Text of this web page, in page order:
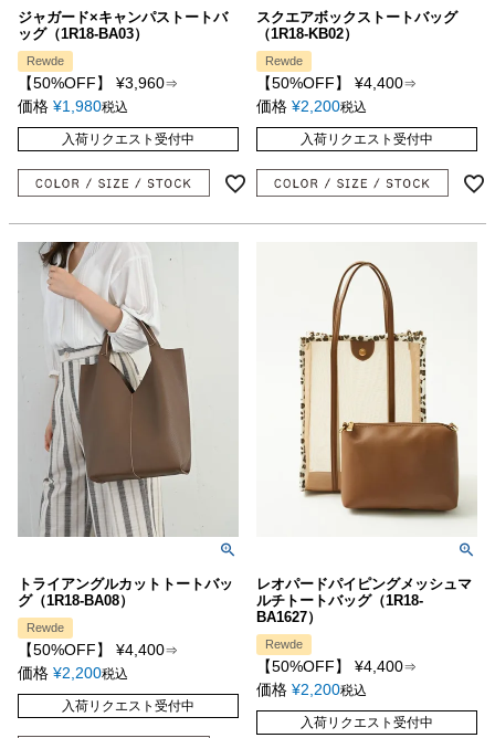
ジャガード×キャンパストートバ
ッグ（1R18-BA03）
Rewde
【50%OFF】 ¥3,960⇒
価格 ¥1,980税込
入荷リクエスト受付中
スクエアボックストートバッグ
（1R18-KB02）
Rewde
【50%OFF】 ¥4,400⇒
価格 ¥2,200税込
入荷リクエスト受付中
トライアングルカットトートバッ
グ（1R18-BA08）
Rewde
【50%OFF】 ¥4,400⇒
価格 ¥2,200税込
入荷リクエスト受付中
レオパードパイピングメッシュマ
ルチトートバッグ（1R18-
BA1627）
Rewde
【50%OFF】 ¥4,400⇒
価格 ¥2,200税込
入荷リクエスト受付中